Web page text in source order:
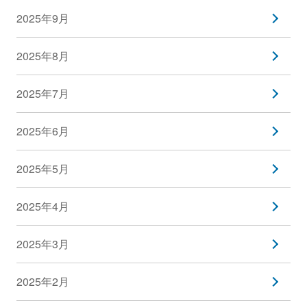
2025年9月
2025年8月
2025年7月
2025年6月
2025年5月
2025年4月
2025年3月
2025年2月